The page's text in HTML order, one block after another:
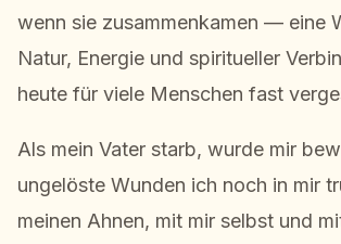
wenn sie zusammenkamen — eine
Natur, Energie und spiritueller
heute für viele Menschen fast
Als mein Vater starb, wurde mir
ungelöste Wunden ich noch in mir
meinen Ahnen, mit mir selbst und